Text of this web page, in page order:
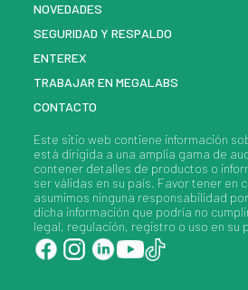
NOVEDADES
SEGURIDAD Y RESPALDO
ENTEREX
TRABAJAR EN MEGALABS
CONTACTO
Este sitio web contiene información
está dirigida a una amplia gama de
contener detalles de productos o
ser válidas en su país. Favor tener en
asumimos ninguna responsabilidad
dicha información que podría no
legal, regulación, registro o uso en su